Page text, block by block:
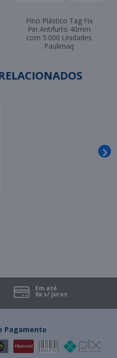
Pino Plástico Tag Fix
Pin Antifurto 40mm
com 5.000 Unidades
Paulimaq
Em até
6x s/ juros
Pagamento